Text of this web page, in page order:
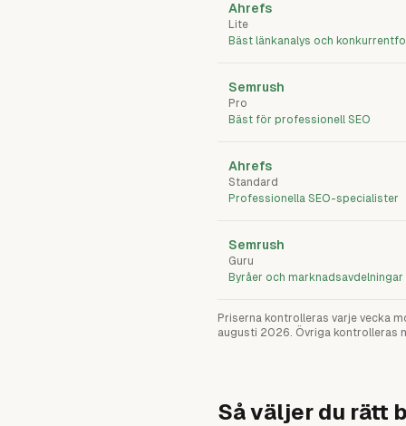
Ahrefs
Lite
Bäst länkanalys och
Semrush
Pro
Bäst för professionell SEO
Ahrefs
Standard
Professionella SEO-specialister
Semrush
Guru
Byråer och marknadsavdelningar
Priserna kontrolleras varje vecka
augusti 2026. Övriga kontrolleras
Så väljer du rätt